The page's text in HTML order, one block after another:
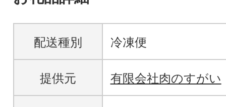
配送種別 冷凍便
提供元 有限会社肉のすがい